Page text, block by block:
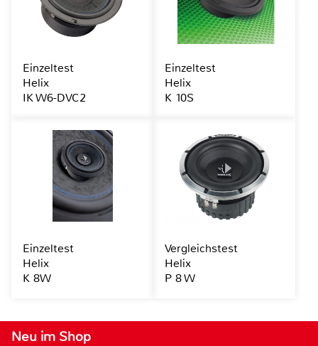
Neu im Shop
Einzeltest
Helix
IK W6-DVC2
Einzeltest
Helix
K 10S
Einzeltest
Helix
K 8W
Vergleichstest
Helix
P 8 W